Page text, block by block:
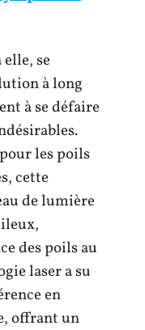
elle, se
à long
à se défaire
les poils
cette
de lumière
des poils au
laser a su
en
offrant un